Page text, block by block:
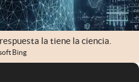
la tiene la ciencia.
Bing